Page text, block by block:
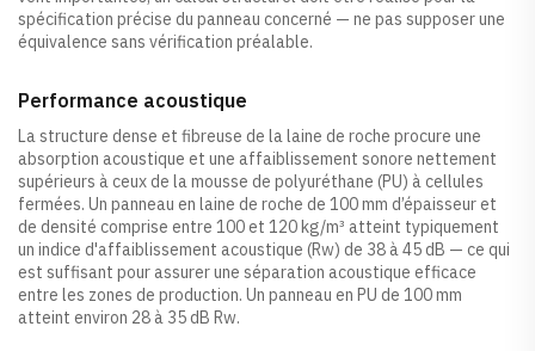
spécification précise du panneau concerné — ne pas supposer une
équivalence sans vérification préalable.
Performance acoustique
La structure dense et fibreuse de la laine de roche procure une
absorption acoustique et une affaiblissement sonore nettement
supérieurs à ceux de la mousse de polyuréthane (PU) à cellules
fermées. Un panneau en laine de roche de 100 mm d’épaisseur et
de densité comprise entre 100 et 120 kg/m³ atteint typiquement
un indice d'affaiblissement acoustique (Rw) de 38 à 45 dB — ce qui
est suffisant pour assurer une séparation acoustique efficace
entre les zones de production. Un panneau en PU de 100 mm
atteint environ 28 à 35 dB Rw.